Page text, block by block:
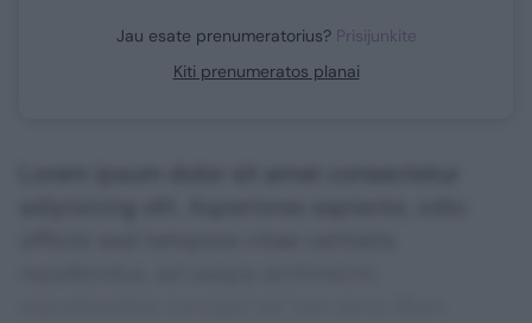
Jau esate prenumeratorius? Prisijunkite
Kiti prenumeratos planai